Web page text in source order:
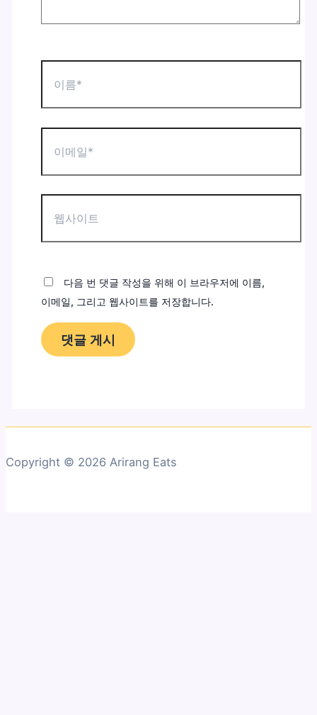
*
트
다음 번 댓글 작성을 위해 이 브라우저에 이름,
이메일, 그리고 웹사이트를 저장합니다.
Copyright © 2026 Arirang Eats